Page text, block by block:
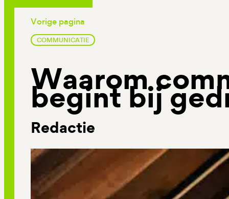
Vorige pagina
COMMUNICATIE
Waarom
begint bij
Redactie